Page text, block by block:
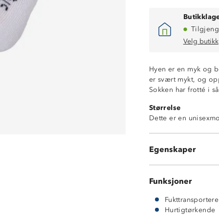
Velg butikk
Hyen er en myk og
er svært mykt, og
Sokken har frotté i
Størrelse
Dette er en
Egenskaper
Hurtigtørkende
Antistatisk
70 %
Funksjoner
Hurtigtørkende